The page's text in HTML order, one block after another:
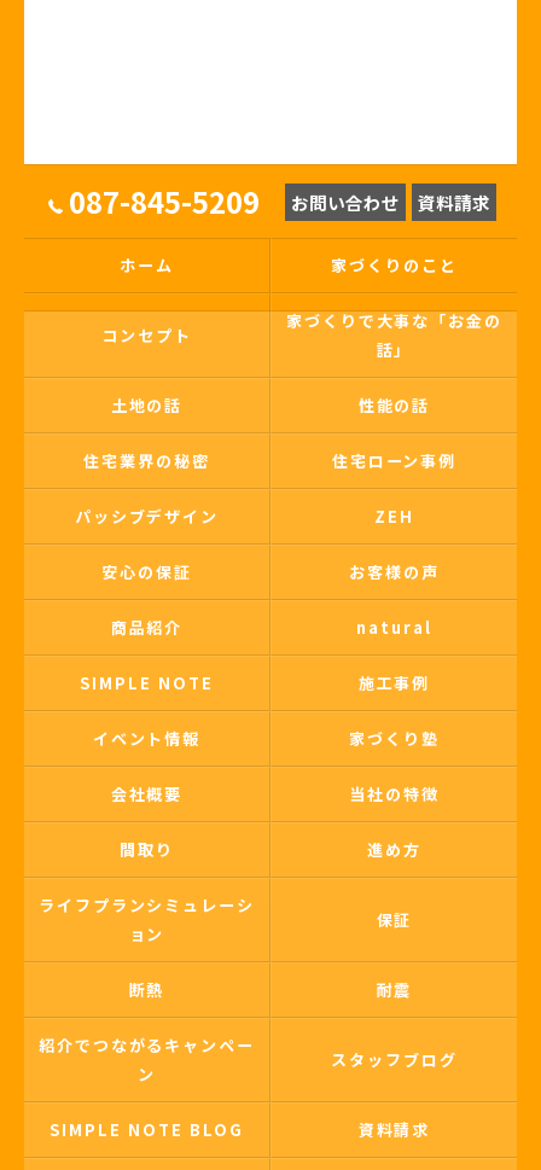
087-845-5209 お問い合わせ 資料請求
ホーム 家づくりのこと
コンセプト
家づくりで大事な「お金の
話」
土地の話 性能の話
住宅業界の秘密 住宅ローン事例
パッシブデザイン ZEH
安心の保証 お客様の声
商品紹介 natural
SIMPLE NOTE 施工事例
イベント情報 家づくり塾
会社概要 当社の特徴
間取り 進め方
ライフプランシミュレーシ
ョン
保証
断熱 耐震
紹介でつながるキャンペー
ン
スタッフブログ
SIMPLE NOTE BLOG 資料請求